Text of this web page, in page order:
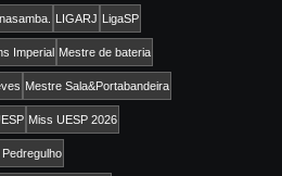
LIGARJ LigaSP
Imperial Mestre de bateria
Mestre Sala&Portabandeira
Miss UESP 2026